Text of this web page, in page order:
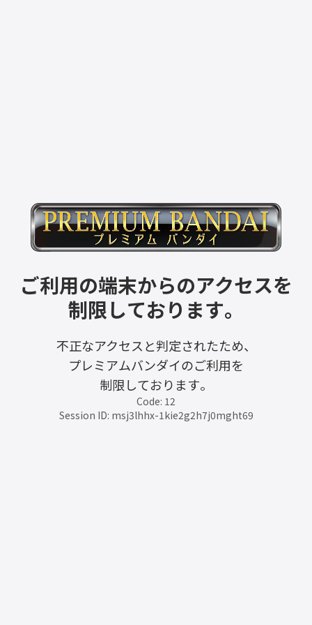
ご利用の端末からのアクセスを
制限しております。
不正なアクセスと判定されたため、
プレミアムバンダイのご利用を
制限しております。
Code: 12
Session ID: msj3lhhx-1kie2g2h7j0mght69